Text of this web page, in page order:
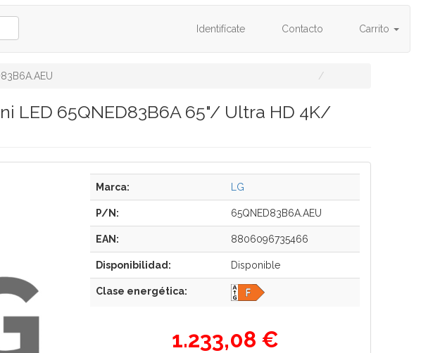
Identifícate Contacto Carrito
LED 65QNED83B6A 65"/ Ultra HD 4K/
Marca: LG
P/N: 65QNED83B6A.AEU
EAN: 8806096735466
Disponibilidad: Disponible
Clase energética:
1.233,08 €